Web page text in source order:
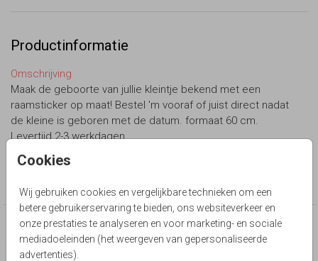
Cookies
Wij gebruiken cookies en vergelijkbare technieken om een
betere gebruikerservaring te bieden, ons websiteverkeer en
onze prestaties te analyseren en voor marketing- en sociale
mediadoeleinden (het weergeven van gepersonaliseerde
advertenties).
Productinformatie
Omschrijving
Maak de geboorte van jullie kleintje bekend met een
raamsticker op maat! Bestel 'm vooraf of juist direct nadat
de kleine is geboren met de datum. formaat 60 cm.
Levertijd 2-3 werkdagen.
Raamsticker
Deze producten zijn wellicht ook iets voor je